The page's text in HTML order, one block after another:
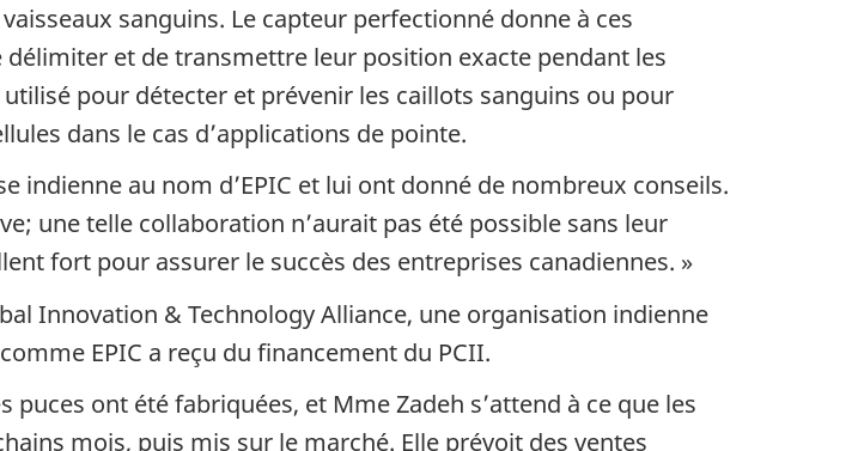
sanguins. Le capteur perfectionné donne à ces
et de transmettre leur position exacte pendant les
pour détecter et prévenir les caillots sanguins ou pour
dans le cas d’applications de pointe.
indienne au nom d’EPIC et lui ont donné de nombreux conseils.
une telle collaboration n’aurait pas été possible sans leur
fort pour assurer le succès des entreprises canadiennes. »
Innovation & Technology Alliance, une organisation indienne
EPIC a reçu du financement du PCII.
ont été fabriquées, et Mme Zadeh s’attend à ce que les
mois, puis mis sur le marché. Elle prévoit des ventes